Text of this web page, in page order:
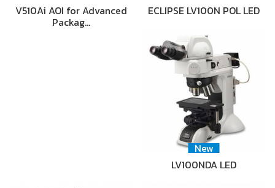
V510Ai AOI for Advanced
Packag…
ECLIPSE LV100N POL LED
New
LV100NDA LED